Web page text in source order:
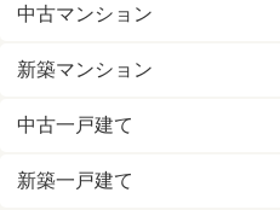
中古マンション
新築マンション
中古一戸建て
新築一戸建て